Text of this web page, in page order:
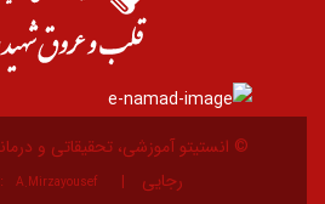
© انستیتو آموزشی، تحقیقاتی و
رجایی
A.Mirzayousef